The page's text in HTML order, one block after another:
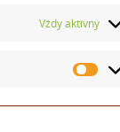
Vždy aktívny
práva vyhradené